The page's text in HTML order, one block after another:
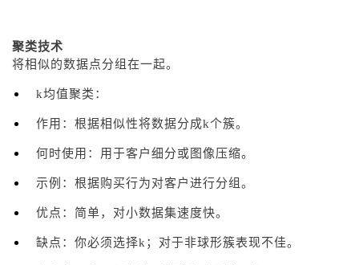
聚类技术
将相似的数据点分组在一起。
k均值聚类：
作用：根据相似性将数据分成k个簇。
何时使用：用于客户细分或图像压缩。
示例：根据购买行为对客户进行分组。
优点：简单，对小数据集速度快。
缺点：你必须选择k；对于非球形簇表现不佳。